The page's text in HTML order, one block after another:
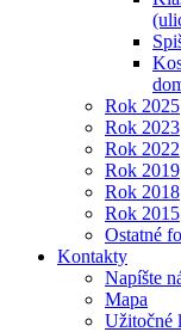
Rok 2025
Rok 2023
Rok 2022
Rok 2019
Rok 2018
Rok 2015
Ostatné
Kontakty
Napíšte
Mapa
Užitočné